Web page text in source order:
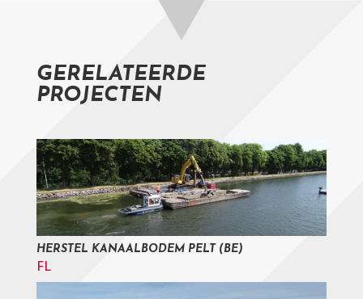
GERELATEERDE
PROJECTEN
HERSTEL KANAALBODEM PELT (BE)
FL